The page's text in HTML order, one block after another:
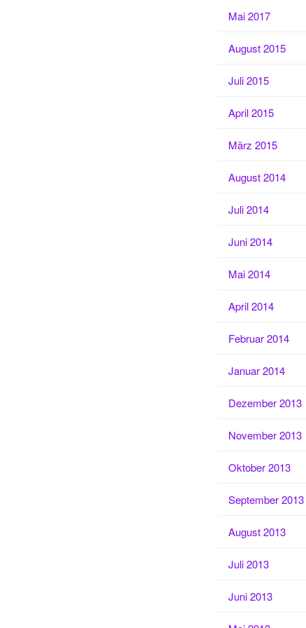
Mai 2017
August 2015
Juli 2015
April 2015
März 2015
August 2014
Juli 2014
Juni 2014
Mai 2014
April 2014
Februar 2014
Januar 2014
Dezember 2013
November 2013
Oktober 2013
September 2013
August 2013
Juli 2013
Juni 2013